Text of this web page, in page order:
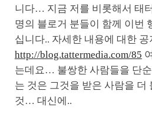
니다… 지금 저를 비롯해서 태
명의 블로거 분들이 함께 이번
십니다.. 자세한 내용에 대한
http://blog.tattermedia.com/85
는데요… 불쌍한 사람들을 단
는 것은 그것을 받은 사람을 더
것… 대신에..